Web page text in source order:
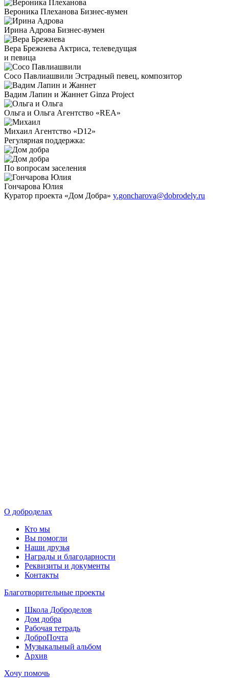
Вероника Плеханова Бизнес-вумен
Ирина Адрова Бизнес-вумен
Вера Брежнева Актриса, телеведущая
и певица
Сосо Павлиашвили Эстрадный певец, композитор
Вадим Лапин и Жаннет Ginza Project
Ольга и Ольга Агентство «REA»
Михаил Агентство «D12»
Регулярная поддержка:
По вопросам заселения
Гончарова Юлия
Куратор проекта «Дом Добра» y.goncharova@dobrodely.ru
О доброделах
Кто мы
Вы помогли
Наши друзья
Награды и благодарности
Реквизиты и документы
Контакты
Благотворительные проекты
Школа Доброделов
Дом добра
Рабочая тетрадь
ДоброПочта
Музыкальный альбом
Архив
Хочу помочь